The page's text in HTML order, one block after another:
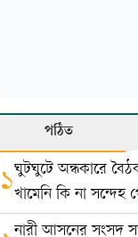
পঠিত
১ঘুটঘুটে অন্ধকারে
খামেনি কি না সন্দেহ
নারী আসনের সংসদ